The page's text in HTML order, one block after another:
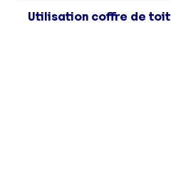
Utilisation coffre de toit